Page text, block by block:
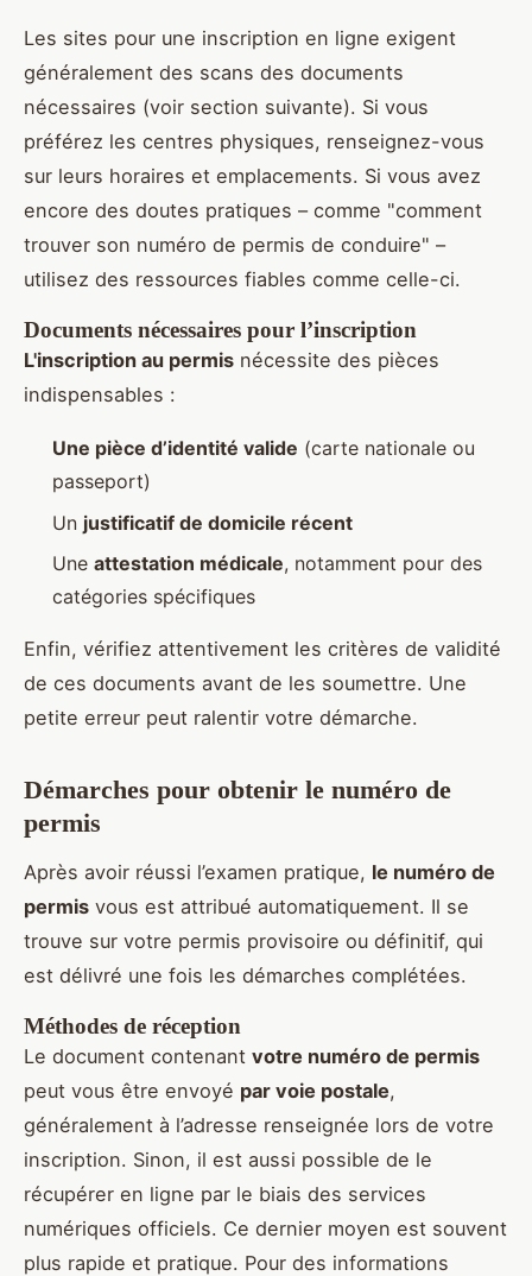
Les sites pour une inscription en ligne exigent
généralement des scans des documents
nécessaires (voir section suivante). Si vous
préférez les centres physiques, renseignez-vous
sur leurs horaires et emplacements. Si vous avez
encore des doutes pratiques – comme "comment
trouver son numéro de permis de conduire" –
utilisez des ressources fiables comme celle-ci.
Documents nécessaires pour l’inscription
L'inscription au permis nécessite des pièces
indispensables :
Une pièce d’identité valide (carte nationale ou
passeport)
Un justificatif de domicile récent
Une attestation médicale, notamment pour des
catégories spécifiques
Enfin, vérifiez attentivement les critères de validité
de ces documents avant de les soumettre. Une
petite erreur peut ralentir votre démarche.
Démarches pour obtenir le numéro de
permis
Après avoir réussi l’examen pratique, le numéro de
permis vous est attribué automatiquement. Il se
trouve sur votre permis provisoire ou définitif, qui
est délivré une fois les démarches complétées.
Méthodes de réception
Le document contenant votre numéro de permis
peut vous être envoyé par voie postale,
généralement à l’adresse renseignée lors de votre
inscription. Sinon, il est aussi possible de le
récupérer en ligne par le biais des services
numériques officiels. Ce dernier moyen est souvent
plus rapide et pratique. Pour des informations